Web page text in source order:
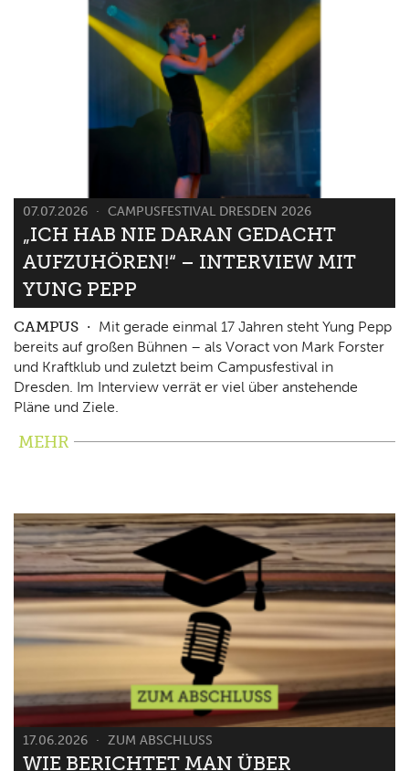
07.07.2026 CAMPUSFESTIVAL DRESDEN 2026
„ICH HAB NIE DARAN GEDACHT
AUFZUHÖREN!“ – INTERVIEW MIT
YUNG PEPP
CAMPUS
Mit gerade einmal 17 Jahren steht Yung Pepp
bereits auf großen Bühnen – als Voract von Mark Forster
und Kraftklub und zuletzt beim Campusfestival in
Dresden. Im Interview verrät er viel über anstehende
Pläne und Ziele.
MEHR
17.06.2026 ZUM ABSCHLUSS
WIE BERICHTET MAN ÜBER